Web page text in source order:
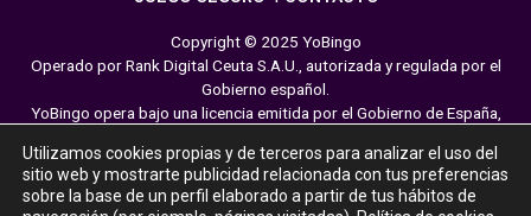
Copyright © 2025 YoBingo
Operado por Rank Digital Ceuta S.A.U., autorizada y regulada por el
Gobierno español.
YoBingo opera bajo una licencia emitida por el Gobierno de España,
responsabilidad en los juegos online. El juego es una forma de
entretenimiento cuya finalidad es ofrecer diversión y emoción a los
jugadores en nuestra página web. Juega con moderación siguiendo
Utilizamos cookies propias y de terceros para analizar el uso del
sitio web y mostrarte publicidad relacionada con tus preferencias
sobre la base de un perfil elaborado a partir de tus hábitos de